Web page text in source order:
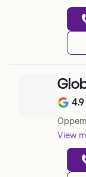
Note
4.9
View